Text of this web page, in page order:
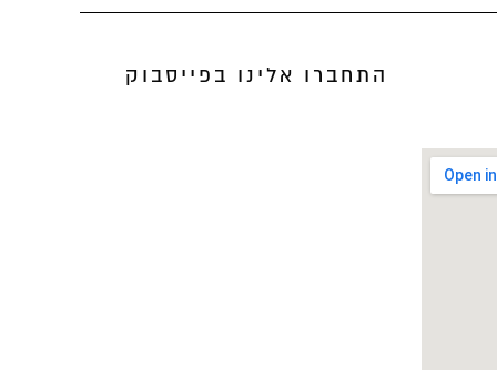
התחברו אלינו בפייסבוק